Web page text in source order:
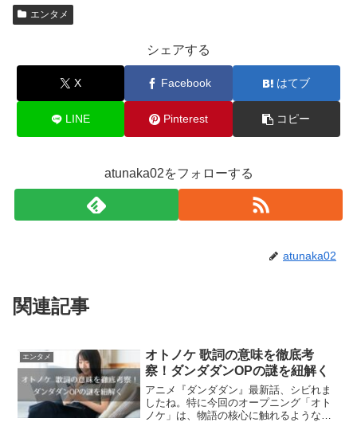
エンタメ
シェアする
X Facebook はてブ
LINE Pinterest コピー
atunaka02をフォローする
atunaka02
関連記事
エンタメ
オトノケ 歌詞の意味を徹底考
察！ダンダダンOPの謎を紐解く
アニメ『ダンダダン』最新話、シビれま
したね。特に今回のオープニング「オト
ノケ」は、物語の核心に触れるような言